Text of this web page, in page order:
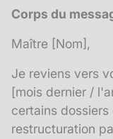
Notre plateforme
Corps du
Maître [Nom],
Je reviens vers
[mois dernier /
certains
restructuration